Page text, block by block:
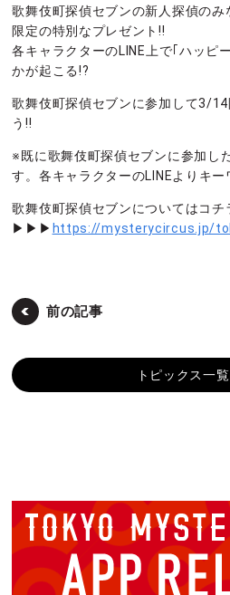
歌舞伎町探偵セブンの新人探偵のみ
限定の特別なプレゼント!!
各キャラクターのLINE上で｢ハッピ
かが起こる!?
歌舞伎町探偵セブンに参加して3/
う!!
※既に歌舞伎町探偵セブンに参加し
す。各キャラクターのLINEよりキー
歌舞伎町探偵セブンについてはコチ
▶▶▶ https://mysterycircus.jp/
前の記事
トピックス一